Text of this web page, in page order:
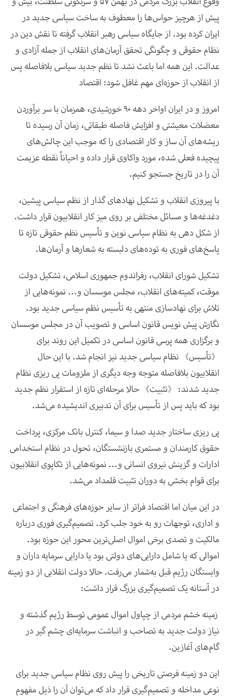
پیش از هرچیز حواس‌ها را معطوف به ساخت سیاسی جدید در
ایران کرده بود. از جایگاه سیاسی رهبر انقلاب گرفته تا نقش دین در
نظام حقوقی و چگونگی تحقق آرمان‌های انقلاب از جمله آزادی و
عدالت. این همه اما باعث نشد تا نظم جدید سیاسی بلافاصله پس
از انقلاب از حوزه‌ای مهم غافل شود: اقتصاد
امروز و در ایران اواخر دهه ۹۰خورشیدی، همزمان با سر برآوردن
معضلات معیشتی و افزایش فاصله طبقاتی، زمان آن رسیده تا
ریشه‌های آن ساز و کار اقتصادی را که موجب این چالش‌های
پیچیده فعلی شده، مورد واکاوی قرار داده و احیاناً نقطه عزیمت
آن را در تاریخ جستجو کنیم.
با پیروزی انقلاب و تشکیل نهادهای گذار از نظم سیاسی پیشین،
دغدغه‌ها و مسائل مختلفی بر روی میز کار انقلابیون قرار داشت.
از شکل دهی به نظام سیاسی نوین و تأسیس نظم حقوقی تازه تا
پاسخ‌های فوری به توده‌های دلبسته به شعارها و آرمان‌ها.
تشکیل شورای انقلاب، رفراندوم جمهوری اسلامی، تشکیل دولت
موقت، کمیته‌های انقلاب، مجلس موسسان و... نمونه‌هایی از
تلاش برای نهادسازی منتهی به تأسیس نظم سیاسی جدید بود.
نگارش پیش نویس قانون اساسی و تصویب آن در مجلس موسسان
و برگزاری همه پرسی قانون اساسی در تکمیل این روند برای
《تأسیس》 نظامسیاسیجدید نیزانجامشد. با اینحال
انقلابیونبلافاصله متوجه وجهدیگری ازملزومات پی ریزی نظام
جدیدشدند:
《تثبیت》 حالامرحله‌ای تازهازاستقرارنظمجدید
بودکه باید پس ازتأسیس برای آن تدبیری اندیشیده می‌شد.
پی ریزی ساختار جدید صدا و سیما، کنترل بانک مرکزی، پرداخت
حقوق کارمندان و مستمری بازنشستگان، تحول در نظام استخدامی
ادارات و گزینش نیروی انسانی و... نمونه‌هایی از تکاپوی انقلابیون
برای قوام بخشی به دوران تثبیت قلمداد می‌شد.
در این میان اما اقتصاد فراتر از سایر حوزه‌های فرهنگی و اجتماعی
و اداری، توجهات رو به خود جلب کرد. تصمیم‌گیری فوری درباره
مالکیت و تصدی برخی اموال اصلی‌ترین محور این حوزه بود.
اموالی که یا شامل دارایی‌های دولتی بود یا دارایی سرمایه داران و
وابستگان رژیم قبل به‌شمار می‌رفت. حالا دولت انقلابی از دو زمینه
در آستانه یک تصمیم‌گیری بزرگ قرار داشت:
زمینه خشم مردمی از چپاول اموال عمومی توسط رژیم گذشته و
نیاز دولت جدید به تصاحب و انباشت سرمایه‌ای چشم گیر در
گام‌های آغازین.
این دو زمینه فرصتی تاریخی را پیش روی نظام سیاسی جدید برای
نوعی مداخله و تصمیم‌گیری قرار داد که می‌توان آن را ذیل مفهوم